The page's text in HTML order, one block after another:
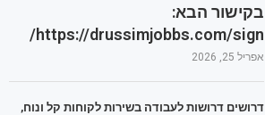
בקישור הבא:
https://drussimjobbs.com/sign/
אפריל 25, 2026
דרושים דרושות לעבודה בשירות לקוחות קל ונוח,